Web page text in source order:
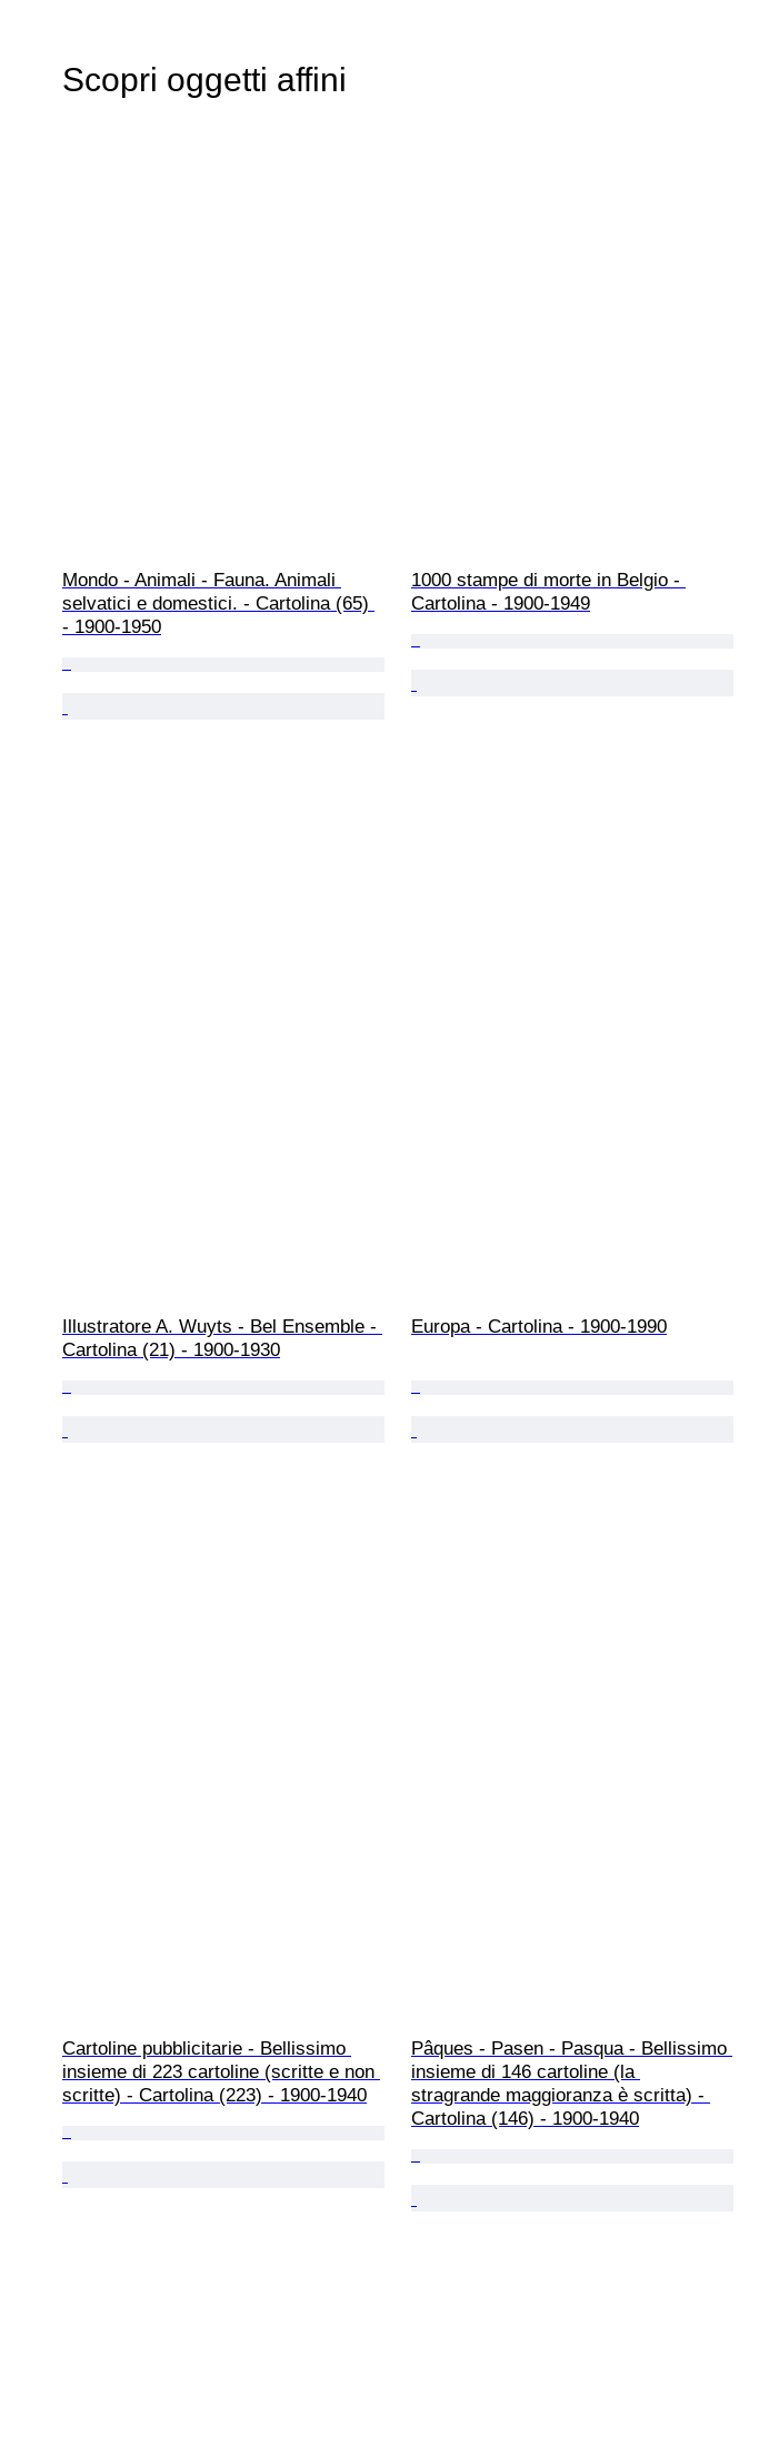
Scopri oggetti affini
Mondo - Animali - Fauna. Animali
selvatici e domestici. - Cartolina (65)
- 1900-1950
1000 stampe di morte in Belgio -
Cartolina - 1900-1949
Illustratore A. Wuyts - Bel Ensemble -
Cartolina (21) - 1900-1930
Europa - Cartolina - 1900-1990
Cartoline pubblicitarie - Bellissimo
insieme di 223 cartoline (scritte e non
scritte) - Cartolina (223) - 1900-1940
Pâques - Pasen - Pasqua - Bellissimo
insieme di 146 cartoline (la
stragrande maggioranza è scritta) -
Cartolina (146) - 1900-1940